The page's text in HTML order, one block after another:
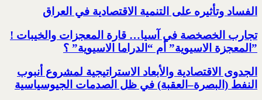
الفساد وتأثيره على التنمية الاقتصادية في العراق
تجارب الخصخصة في آسيا… قارة المعجزات والخيبات !‏
‏”المعجزة الاسيوية” أم “الدراما الاسيوية” ؟‏
الجدوى الاقتصادية والأبعاد الاستراتيجية لمشروع أنبوب
النفط (البصرة–العقبة) ‏في ظل الصدمات الجيوسياسية